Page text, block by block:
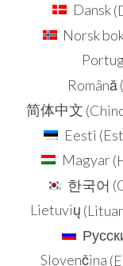
Dansk(
Norsk
Română(
简体中文 (
Eesti (
Magyar(
한국어 (
Lietuvių (
Slovenčina (